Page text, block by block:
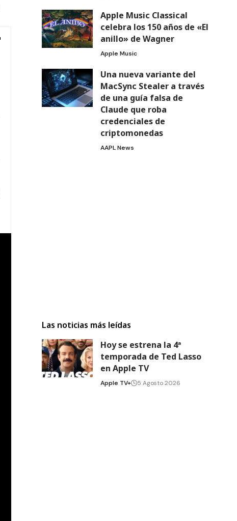
Apple Music Classical
celebra los 150 años de «El
anillo» de Wagner
Apple Music
Una nueva variante del
MacSync Stealer a través
de una guía falsa de
Claude que roba
credenciales de
criptomonedas
AAPL News
Las noticias más leídas
Hoy se estrena la 4ª
temporada de Ted Lasso
en Apple TV
Apple TV+ 5 Agosto 2026